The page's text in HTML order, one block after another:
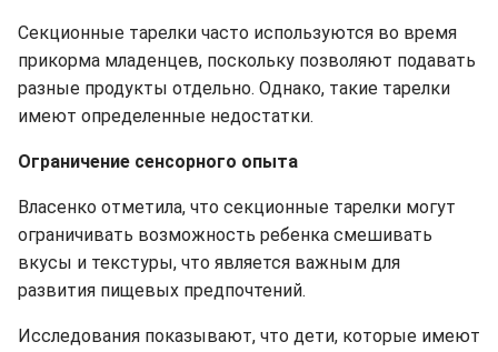
Секционные тарелки часто используются во время
прикорма младенцев, поскольку позволяют подавать
разные продукты отдельно. Однако, такие тарелки
имеют определенные недостатки.
Ограничение сенсорного опыта
Власенко отметила, что секционные тарелки могут
ограничивать возможность ребенка смешивать
вкусы и текстуры, что является важным для
развития пищевых предпочтений.
Исследования показывают, что дети, которые имеют